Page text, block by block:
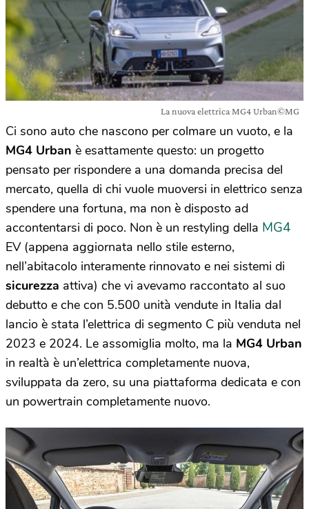
La nuova elettrica MG4 Urban©MG
Ci sono auto che nascono per colmare un vuoto, e la
MG4 Urban è esattamente questo: un progetto
pensato per rispondere a una domanda precisa del
mercato, quella di chi vuole muoversi in elettrico senza
spendere una fortuna, ma non è disposto ad
accontentarsi di poco. Non è un restyling della MG4
EV (appena aggiornata nello stile esterno,
nell’abitacolo interamente rinnovato e nei sistemi di
sicurezza attiva) che vi avevamo raccontato al suo
debutto e che con 5.500 unità vendute in Italia dal
lancio è stata l’elettrica di segmento C più venduta nel
2023 e 2024. Le assomiglia molto, ma la MG4 Urban
in realtà è un’elettrica completamente nuova,
sviluppata da zero, su una piattaforma dedicata e con
un powertrain completamente nuovo.